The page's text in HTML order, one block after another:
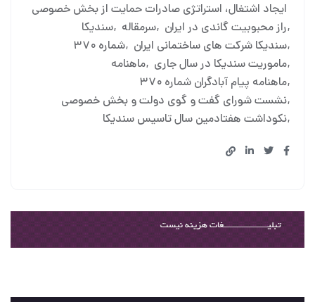
ایجاد اشتغال، استراتژی صادرات حمایت از بخش خصوصی
راز محبوبیت گاندی در ایران سرمقاله سندیکا
سندیکا شرکت های ساختمانی ایران شماره ۳۷۰
ماموریت سندیکا در سال جاری ماهنامه
ماهنامه پیام آبادگران شماره ۳۷۰
نشست شورای گفت و گوی دولت و بخش خصوصی
نکوداشت هفتادمین سال تاسیس سندیکا